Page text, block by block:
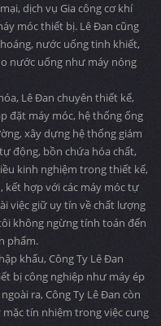
dịch vụ Gia công cơ khí
móc thiết bị. Lê Đan cũng
nước uống tinh khiết,
nước uống như máy nóng
Lê Đan chuyên thiết kế,
đặt máy móc, hệ thống ống
xây dựng hệ thống giám
động, bồn chứa hóa chất,
kinh nghiệm trong thiết kế,
kết hợp với các máy móc tự
việc giữ uy tín về chất lượng
không ngừng tính toán đến
phẩm.
khẩu, Công Ty Lê Đan
bị công nghiệp như máy ép
ra, Công Ty Lê Đan còn
mặc tín nhiệm trong việc cung